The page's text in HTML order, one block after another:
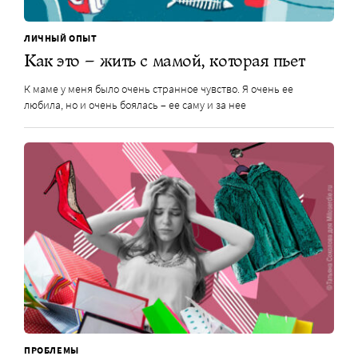
ЛИЧНЫЙ ОПЫТ
Как это – жить с мамой, которая пьет
К маме у меня было очень странное чувство. Я очень ее
любила, но и очень боялась – ее саму и за нее
ПРОБЛЕМЫ